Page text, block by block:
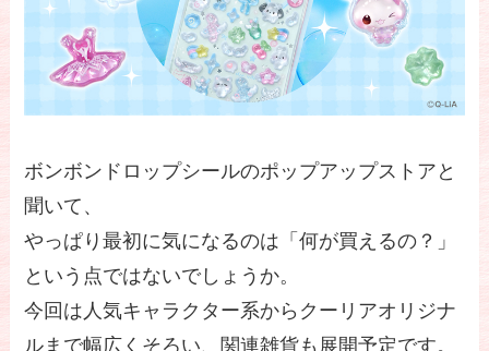
ボンボンドロップシールのポップアップストアと
聞いて、
やっぱり最初に気になるのは「何が買えるの？」
という点ではないでしょうか。
今回は人気キャラクター系からクーリアオリジナ
ルまで幅広くそろい、関連雑貨も展開予定です。